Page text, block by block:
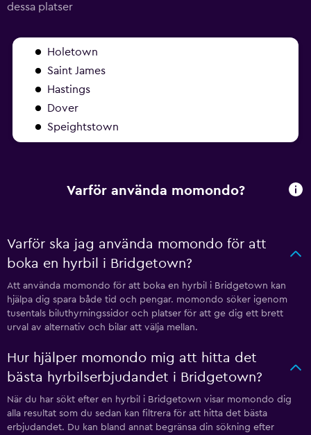
dessa platser
Holetown
Saint James
Hastings
Dover
Speightstown
Varför använda momondo?
Varför ska jag använda momondo för att
boka en hyrbil i Bridgetown?
Att använda momondo för att boka en hyrbil i Bridgetown kan
hjälpa dig spara både tid och pengar. momondo söker igenom
tusentals biluthyrningssidor och platser för att ge dig ett brett
urval av alternativ och bilar att välja mellan.
Hur hjälper momondo mig att hitta det
bästa hyrbilserbjudandet i Bridgetown?
När du har sökt efter en hyrbil i Bridgetown visar momondo dig
alla resultat som du sedan kan filtrera för att hitta det bästa
erbjudandet. Du kan bland annat begränsa din sökning efter